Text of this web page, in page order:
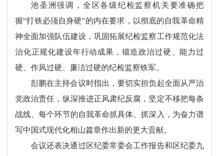
池圣洲强调，全区各级纪检监察机关要准确把
握“打铁必须自身硬”的内在要求，以彻底的自我革命精
神全面加强队伍建设，巩固拓展纪检监察工作规范化法
治化正规化建设年行动成果，锻造政治过硬、能力过
硬、作风过硬、廉洁过硬的纪检监察铁军。
彭鹏在主持会议时指出，要切实担负起全面从严治
党政治责任，纵深推进正风肃纪反腐，坚定不移把每条
战线、每个环节的自我革命抓具体、抓深入，为奋力谱
写中国式现代化相山篇章作出新的更大贡献。
会议还表决通过区纪委常委会工作报告和区纪委九